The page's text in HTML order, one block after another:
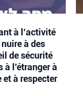
à l’activité
à des
de sécurité
l’étranger à
à respecter